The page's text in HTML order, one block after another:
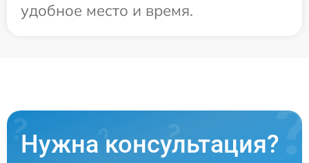
удобное место и время.
Нужна консультация?